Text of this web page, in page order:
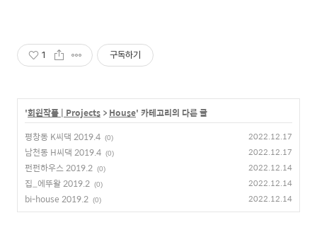
1 구독하기
'회원작품 | Projects > House' 카테고리의 다른 글
평창동 K씨댁 2019.4 (0) 2022.12.17
남천동 H씨댁 2019.4 (0) 2022.12.17
펀펀하우스 2019.2 (0) 2022.12.14
집_에뚜왈 2019.2 (0) 2022.12.14
bi-house 2019.2 (0) 2022.12.14